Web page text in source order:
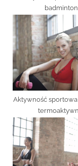
badminton
Aktywność